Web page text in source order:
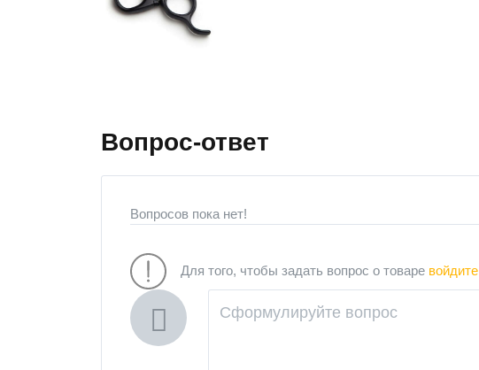
Вопрос-ответ
Вопросов пока нет!
Для того, чтобы задать вопрос о товаре войдите